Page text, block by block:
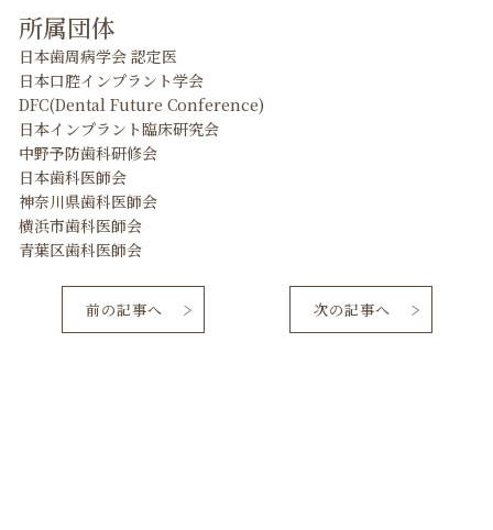
所属団体
日本歯周病学会 認定医
日本口腔インプラント学会
DFC(Dental Future Conference)
日本インプラント臨床研究会
中野予防歯科研修会
日本歯科医師会
神奈川県歯科医師会
横浜市歯科医師会
青葉区歯科医師会
前の記事へ 次の記事へ